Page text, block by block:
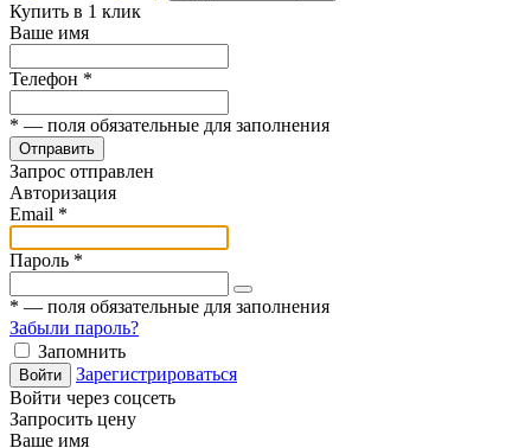
Купить в 1 клик
Ваше имя
Телефон *
* — поля обязательные для заполнения
Отправить
Запрос отправлен
Авторизация
Email *
Пароль *
* — поля обязательные для заполнения
Забыли пароль?
Запомнить
Войти
Зарегистрироваться
Войти через соцсеть
Запросить цену
Ваше имя